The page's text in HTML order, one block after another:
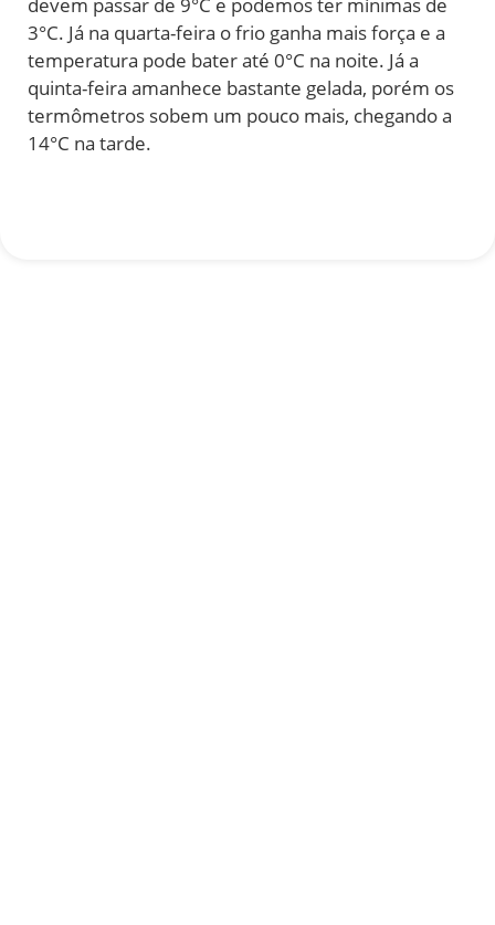
3°C. Já na quarta-feira o frio ganha mais força e a
temperatura pode bater até 0°C na noite. Já a
quinta-feira amanhece bastante gelada, porém os
termômetros sobem um pouco mais, chegando a
14°C na tarde.